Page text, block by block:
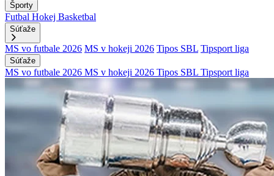
Športy
Futbal Hokej Basketbal
Súťaže
MS vo futbale 2026 MS v hokeji 2026 Tipos SBL Tipsport liga
Súťaže
MS vo futbale 2026 MS v hokeji 2026 Tipos SBL Tipsport liga